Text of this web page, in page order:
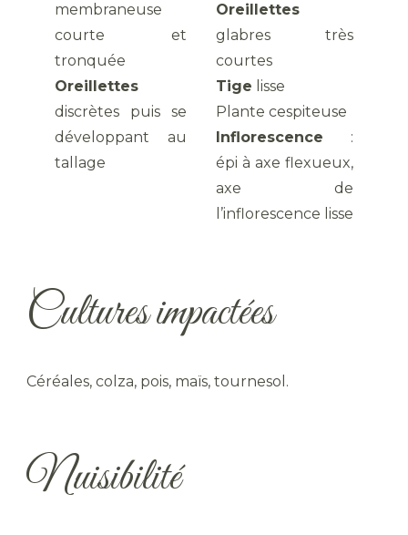
membraneuse
courte et
tronquée
Oreillettes
discrètes puis se
développant au
tallage
Oreillettes
glabres très
courtes
Tige lisse
Plante cespiteuse
Inflorescence :
épi à axe flexueux,
axe de
l’inflorescence lisse
Cultures impactées
Céréales, colza, pois, maïs, tournesol.
Nuisibilité